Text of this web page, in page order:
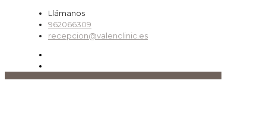
Llámanos
962066309
recepcion@valenclinic.es